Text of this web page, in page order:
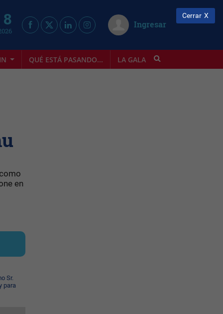
Ingresar
QUÉ ESTÁ PASANDO... LA GALA INFOSTYLE
en
Sr.
para
Cerrar